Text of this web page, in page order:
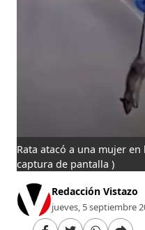
Rata atacó a una mujer
captura de pantalla )
Redacción Vistazo
jueves, 5 septiembre